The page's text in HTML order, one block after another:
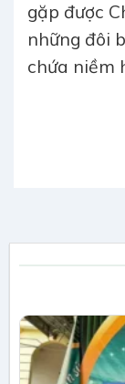
gặp được
những đôi
chứa niềm